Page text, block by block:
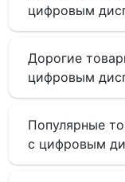
цифровым
Дорогие
цифровым
Популярные
с цифровым